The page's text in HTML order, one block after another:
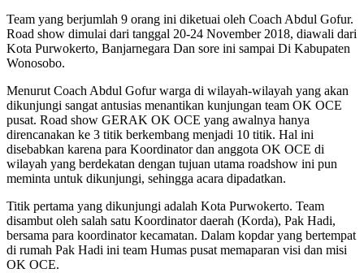
Team yang berjumlah 9 orang ini diketuai oleh Coach Abdul Gofur.
Road show dimulai dari tanggal 20-24 November 2018, diawali dari
Kota Purwokerto, Banjarnegara Dan sore ini sampai Di Kabupaten
Wonosobo.
Menurut Coach Abdul Gofur warga di wilayah-wilayah yang akan
dikunjungi sangat antusias menantikan kunjungan team OK OCE
pusat. Road show GERAK OK OCE yang awalnya hanya
direncanakan ke 3 titik berkembang menjadi 10 titik. Hal ini
disebabkan karena para Koordinator dan anggota OK OCE di
wilayah yang berdekatan dengan tujuan utama roadshow ini pun
meminta untuk dikunjungi, sehingga acara dipadatkan.
Titik pertama yang dikunjungi adalah Kota Purwokerto. Team
disambut oleh salah satu Koordinator daerah (Korda), Pak Hadi,
bersama para koordinator kecamatan. Dalam kopdar yang bertempat
di rumah Pak Hadi ini team Humas pusat memaparan visi dan misi
OK OCE.